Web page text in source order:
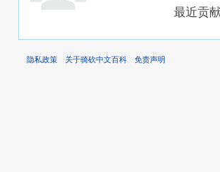
最近贡
隐私政策 关于骑砍中文百科 免责声明